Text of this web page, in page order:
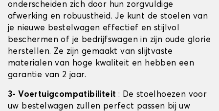
onderscheiden zich door hun zorgvuldige
afwerking en robuustheid. Je kunt de stoelen van
je nieuwe bestelwagen effectief en stijlvol
beschermen of je bedrijfswagen in zijn oude glorie
herstellen. Ze zijn gemaakt van slijtvaste
materialen van hoge kwaliteit en hebben een
garantie van 2 jaar.
3- Voertuigcompatibiliteit : De stoelhoezen voor
uw bestelwagen zullen perfect passen bij uw